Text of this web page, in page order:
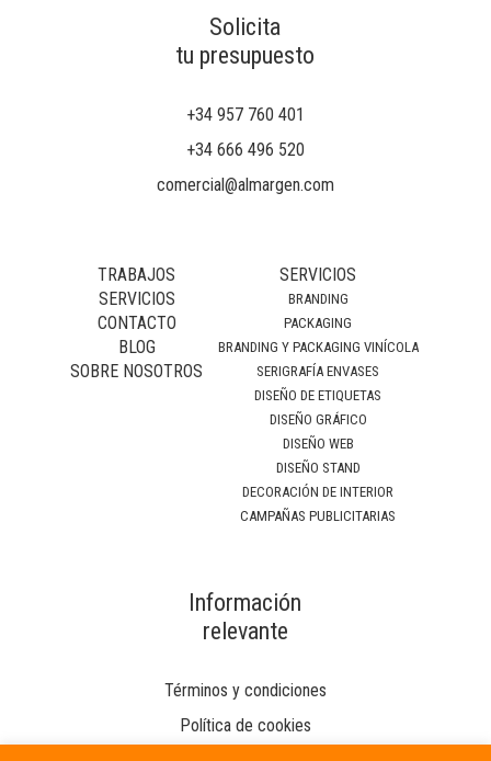
Solicita
tu presupuesto
+34 957 760 401
+34 666 496 520
comercial@almargen.com
TRABAJOS
SERVICIOS
CONTACTO
BLOG
SOBRE NOSOTROS
SERVICIOS
BRANDING
PACKAGING
BRANDING Y PACKAGING VINÍCOLA
SERIGRAFÍA ENVASES
DISEÑO DE ETIQUETAS
DISEÑO GRÁFICO
DISEÑO WEB
DISEÑO STAND
DECORACIÓN DE INTERIOR
CAMPAÑAS PUBLICITARIAS
Información
relevante
Términos y condiciones
Política de cookies